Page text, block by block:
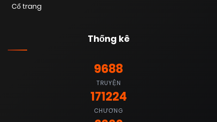
Cổ trang
Thống kê
9688
TRUYỆN
171224
CHƯƠNG